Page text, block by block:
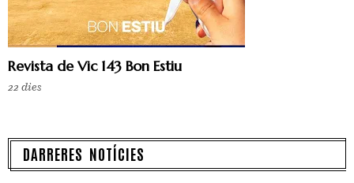
Revista de Vic 143 Bon Estiu
22 dies
DARRERES NOTÍCIES